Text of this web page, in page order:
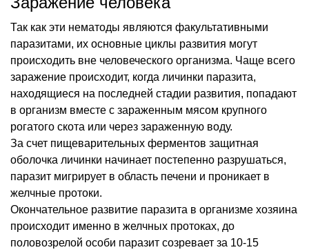
Так как эти нематоды являются факультативными
паразитами, их основные циклы развития могут
происходить вне человеческого организма. Чаще всего
заражение происходит, когда личинки паразита,
находящиеся на последней стадии развития, попадают
в организм вместе с зараженным мясом крупного
рогатого скота или через зараженную воду.
За счет пищеварительных ферментов защитная
оболочка личинки начинает постепенно разрушаться,
паразит мигрирует в область печени и проникает в
желчные протоки.
Окончательное развитие паразита в организме хозяина
происходит именно в желчных протоках, до
половозрелой особи паразит созревает за 10-15